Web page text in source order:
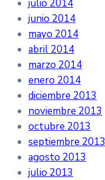
julio 2014
junio 2014
mayo 2014
abril 2014
marzo 2014
enero 2014
diciembre 2013
noviembre 2013
octubre 2013
septiembre 2013
agosto 2013
julio 2013